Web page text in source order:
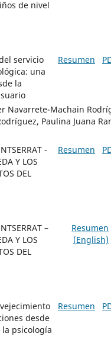
de nivel
servicio
una
la
Resumen
Navarrete-Machain
Paulina Juana
-
Y LOS
DEL
Resumen
–
Y LOS
DEL
Resumen
(English)
desde
psicología
Resumen